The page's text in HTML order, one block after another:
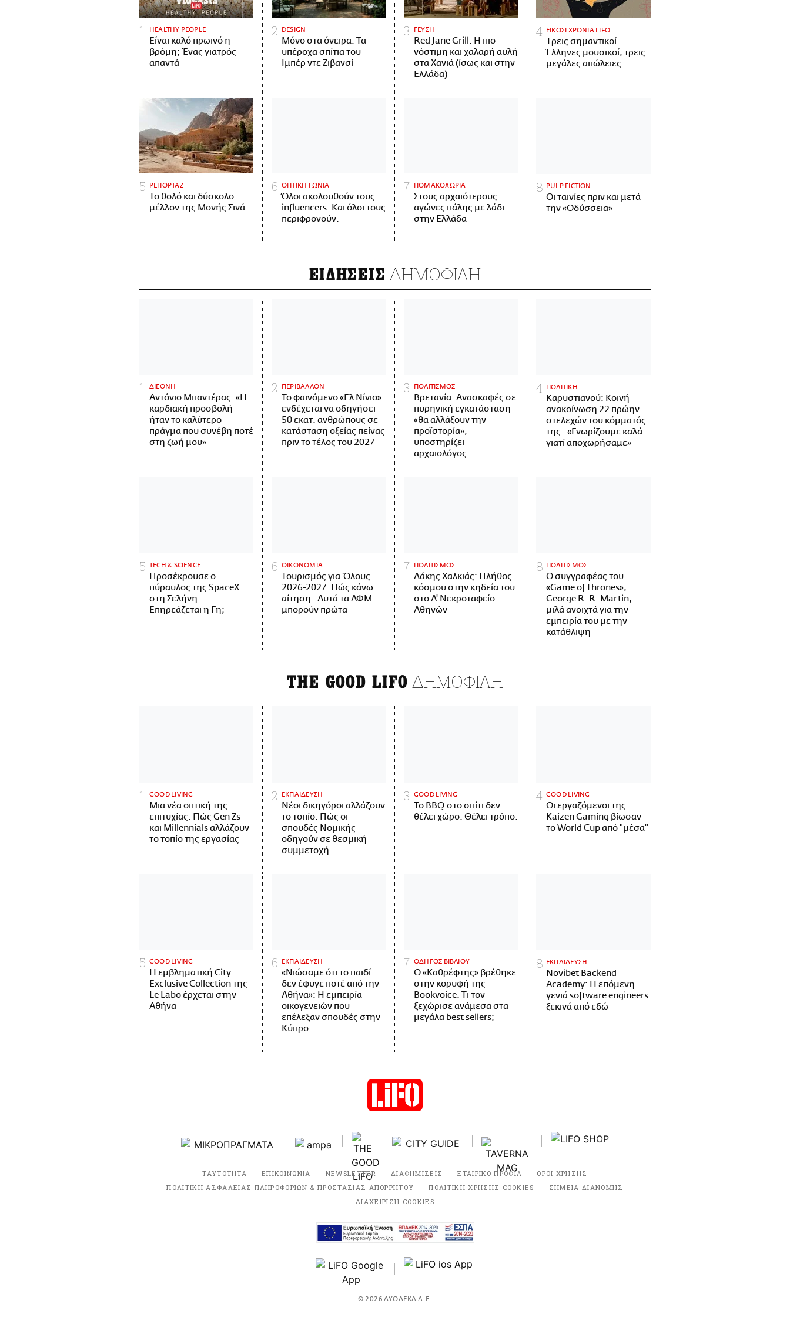
HEALTHY PEOPLE
Είναι καλό πρωινό η
βρόμη; Ένας γιατρός
απαντά
DESIGN
Μόνο στα όνειρα: Τα
υπέροχα σπίτια του
Ιμπέρ ντε Ζιβανσί
ΓΕΥΣΗ
Red Jane Grill: Η πιο
νόστιμη και χαλαρή αυλή
στα Χανιά (ίσως και στην
Ελλάδα)
ΕΙΚΟΣΙ ΧΡΟΝΙΑ LIFO
Tρεις σημαντικοί
Έλληνες μουσικοί, τρεις
μεγάλες απώλειες
ΡΕΠΟΡΤΑΖ
Το θολό και δύσκολο
μέλλον της Μονής Σινά
ΟΠΤΙΚΗ ΓΩΝΙΑ
Όλοι ακολουθούν τους
influencers. Και όλοι τους
περιφρονούν.
ΠΟΜΑΚΟΧΩΡΙΑ
Στους αρχαιότερους
αγώνες πάλης με λάδι
στην Ελλάδα
PULP FICTION
Οι ταινίες πριν και μετά
την «Οδύσσεια»
ΕΙΔΗΣΕΙΣ ΔΗΜΟΦΙΛΗ
ΔΙΕΘΝΗ
Αντόνιο Μπαντέρας: «Η
καρδιακή προσβολή
ήταν το καλύτερο
πράγμα που συνέβη ποτέ
στη ζωή μου»
ΠΕΡΙΒΑΛΛΟΝ
Το φαινόμενο «Ελ Νίνιο»
ενδέχεται να οδηγήσει
50 εκατ. ανθρώπους σε
κατάσταση οξείας πείνας
πριν το τέλος του 2027
ΠΟΛΙΤΙΣΜΟΣ
Βρετανία: Ανασκαφές σε
πυρηνική εγκατάσταση
«θα αλλάξουν την
προϊστορία»,
υποστηρίζει
αρχαιολόγος
ΠΟΛΙΤΙΚΗ
Καρυστιανού: Κοινή
ανακοίνωση 22 πρώην
στελεχών του κόμματός
της - «Γνωρίζουμε καλά
γιατί αποχωρήσαμε»
ΤECH & SCIENCE
Προσέκρουσε ο
πύραυλος της SpaceX
στη Σελήνη:
Επηρεάζεται η Γη;
ΟΙΚΟΝΟΜΙΑ
Τουρισμός για Όλους
2026-2027: Πώς κάνω
αίτηση - Αυτά τα ΑΦΜ
μπορούν πρώτα
ΠΟΛΙΤΙΣΜΟΣ
Λάκης Χαλκιάς: Πλήθος
κόσμου στην κηδεία του
στο Α' Νεκροταφείο
Αθηνών
ΠΟΛΙΤΙΣΜΟΣ
Ο συγγραφέας του
«Game of Thrones»,
George R. R. Martin,
μιλά ανοιχτά για την
εμπειρία του με την
κατάθλιψη
THE GOOD LIFO ΔΗΜΟΦΙΛΗ
GOOD LIVING
Μια νέα οπτική της
επιτυχίας: Πώς Gen Zs
και Millennials αλλάζουν
το τοπίο της εργασίας
ΕΚΠΑΙΔΕΥΣΗ
Νέοι δικηγόροι αλλάζουν
το τοπίο: Πώς οι
σπουδές Νομικής
οδηγούν σε θεσμική
συμμετοχή
GOOD LIVING
Το BBQ στο σπίτι δεν
θέλει χώρο. Θέλει τρόπο.
GOOD LIVING
Οι εργαζόμενοι της
Kaizen Gaming βίωσαν
το World Cup από "μέσα"
GOOD LIVING
Η εμβληματική City
Exclusive Collection της
Le Labo έρχεται στην
Αθήνα
ΕΚΠΑΙΔΕΥΣΗ
«Νιώσαμε ότι το παιδί
δεν έφυγε ποτέ από την
Αθήνα»: Η εμπειρία
οικογενειών που
επέλεξαν σπουδές στην
Κύπρο
ΟΔΗΓΟΣ ΒΙΒΛΙΟΥ
Ο «Καθρέφτης» βρέθηκε
στην κορυφή της
Bookvoice. Τι τον
ξεχώρισε ανάμεσα στα
μεγάλα best sellers;
ΕΚΠΑΙΔΕΥΣΗ
Novibet Backend
Academy: Η επόμενη
γενιά software engineers
ξεκινά από εδώ
ΤΑΥΤΟΤΗΤΑ ΕΠΙΚΟΙΝΩΝΙΑ NEWSLETTER ΔΙΑΦΗΜΙΣΕΙΣ ΕΤΑΙΡΙΚΟ ΠΡΟΦΙΛ
ΟΡΟΙ ΧΡΗΣΗΣ
ΠΟΛΙΤΙΚΗ ΑΣΦΑΛΕΙΑΣ ΠΛΗΡΟΦΟΡΙΩΝ & ΠΡΟΣΤΑΣΙΑΣ ΑΠΟΡΡΗΤΟΥ
ΠΟΛΙΤΙΚΗ ΧΡΗΣΗΣ COOKIES
ΣΗΜΕΙΑ ΔΙΑΝΟΜΗΣ
ΔΙΑΧΕΙΡΙΣΗ COOKIES
© 2026 ΔΥΟΔΕΚΑ Α.Ε.